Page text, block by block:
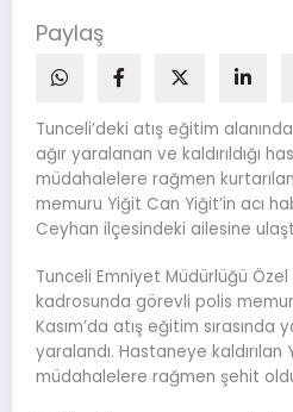
Paylaş
Tunceli’deki atış eğitim
ağır yaralanan ve kaldırıldığı
müdahalelere rağmen
memuru Yiğit Can Yiğit’in acı
Ceyhan ilçesindeki ailesine
Tunceli Emniyet Müdürlüğü
kadrosunda görevli polis
Kasım’da atış eğitim sırasında
yaralandı. Hastaneye kaldırılan
müdahalelere rağmen şehit